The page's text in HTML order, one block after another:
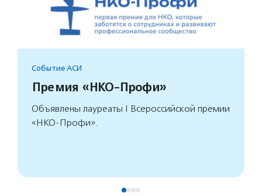
Событие АСИ
Премия «НКО-Профи»
Объявлены лауреаты I Всероссийской премии
«НКО-Профи».